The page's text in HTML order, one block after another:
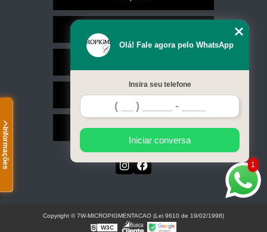
Informações
Contato
Mapa do site
1
Olá! Fale agora pelo WhatsApp
Insira seu telefone
Iniciar conversa
Copyright © 7W-MICROPIGMENTACAO (Lei 9610 de 19/02/1998)
W3C